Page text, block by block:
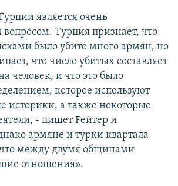
является очень
Турция признает, что
было убито много армян, но
что число убитых составляет
человек, и что это было
которое используют
историки, а также некоторые
- пишет Рейтер и
армяне и турки квартала
что между двумя общинами
отношения».